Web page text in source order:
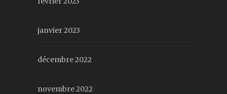
janvier 2023
décembre 2022
novembre 2022